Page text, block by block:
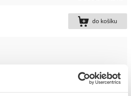
do košíku